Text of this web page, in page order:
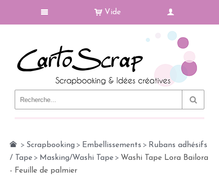
Vide
> Scrapbooking > Embellissements > Rubans adhésifs
/ Tape > Masking/Washi Tape > Washi Tape Lora Bailora
- Feuille de palmier